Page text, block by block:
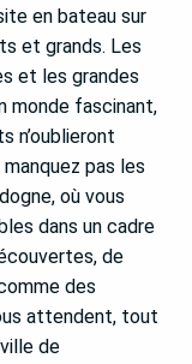
en bateau sur
et grands. Les
et les grandes
monde fascinant,
n’oublieront
pas les
où vous
dans un cadre
de
des
attendent, tout
de